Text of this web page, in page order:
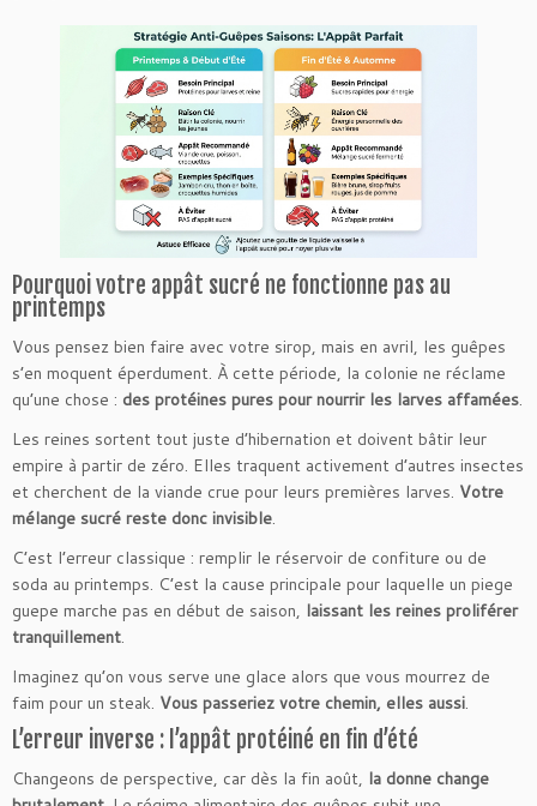
Pourquoi votre appât sucré ne fonctionne pas au
printemps
Vous pensez bien faire avec votre sirop, mais en avril, les guêpes
s’en moquent éperdument. À cette période, la colonie ne réclame
qu’une chose : des protéines pures pour nourrir les larves affamées.
Les reines sortent tout juste d’hibernation et doivent bâtir leur
empire à partir de zéro. Elles traquent activement d’autres insectes
et cherchent de la viande crue pour leurs premières larves. Votre
mélange sucré reste donc invisible.
C’est l’erreur classique : remplir le réservoir de confiture ou de
soda au printemps. C’est la cause principale pour laquelle un piege
guepe marche pas en début de saison, laissant les reines proliférer
tranquillement.
Imaginez qu’on vous serve une glace alors que vous mourrez de
faim pour un steak. Vous passeriez votre chemin, elles aussi.
L’erreur inverse : l’appât protéiné en fin d’été
Changeons de perspective, car dès la fin août, la donne change